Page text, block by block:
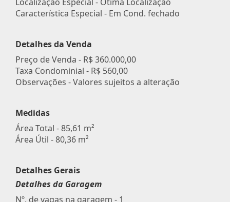
Característica Especial - Em Cond. fechado
Detalhes da Venda
Preço de Venda - R$ 360.000,00
Taxa Condominial - R$ 560,00
Observações - Valores sujeitos a alteração
Medidas
Área Total - 85,61 m²
Área Útil - 80,36 m²
Detalhes Gerais
Detalhes da Garagem
Nº. de vagas na garagem - 1